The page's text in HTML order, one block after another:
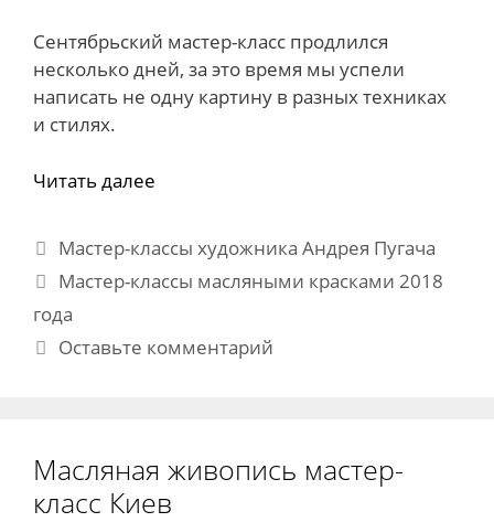
Сентябрьский мастер-класс продлился
несколько дней, за это время мы успели
написать не одну картину в разных техниках
и стилях.
Читать далее
Рубрики
Мастер-классы художника Андрея Пугача
Метки
Мастер-классы масляными красками 2018
года
Оставьте комментарий
Масляная живопись мастер-
класс Киев